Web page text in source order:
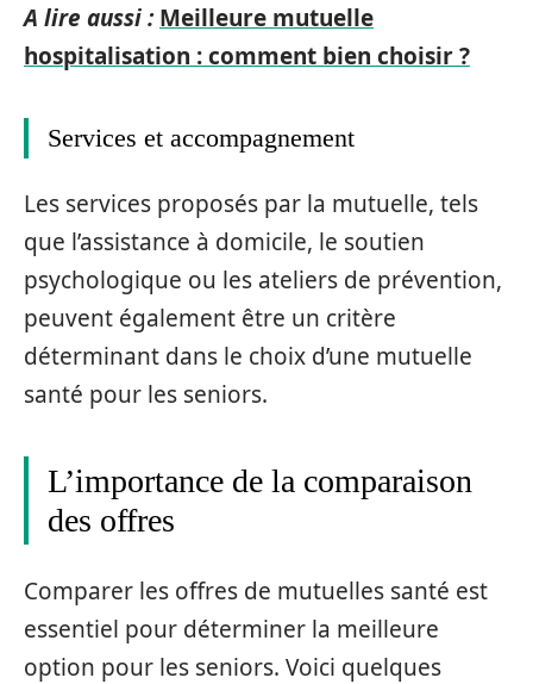
A lire aussi : Meilleure mutuelle
hospitalisation : comment bien choisir ?
Services et accompagnement
Les services proposés par la mutuelle, tels
que l’assistance à domicile, le soutien
psychologique ou les ateliers de prévention,
peuvent également être un critère
déterminant dans le choix d’une mutuelle
santé pour les seniors.
L’importance de la comparaison
des offres
Comparer les offres de mutuelles santé est
essentiel pour déterminer la meilleure
option pour les seniors. Voici quelques